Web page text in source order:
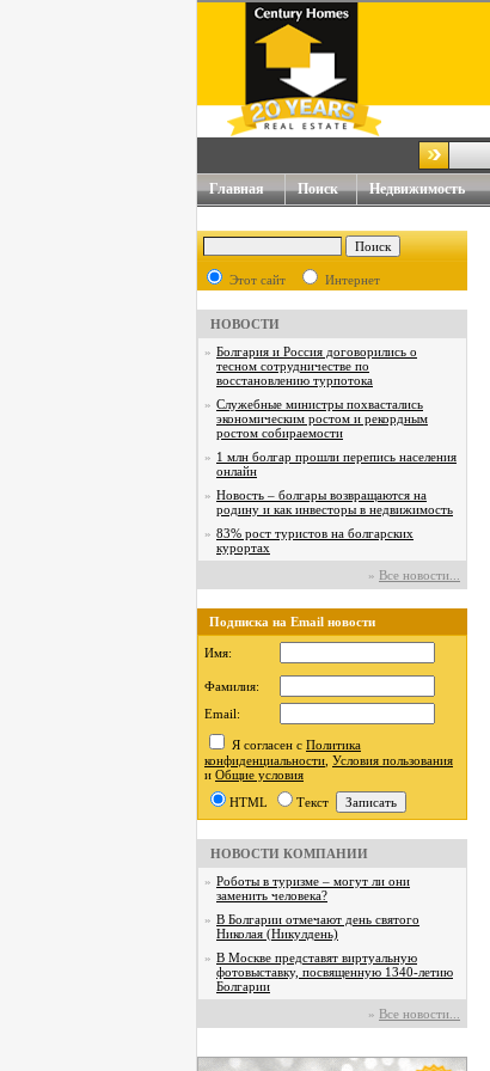
Главная Поиск Недвижимость
Этот сайт Интернет
НОВОСТИ
» Болгария и Россия договорились о
тесном сотрудничестве по
восстановлению турпотока
» Служебные министры похвастались
экономическим ростом и рекордным
ростом собираемости
» 1 млн болгар прошли перепись населения
онлайн
» Новость – болгары возвращаются на
родину и как инвесторы в недвижимость
» 83% рост туристов на болгарских
курортах
» Все новости...
Подписка на Email новости
Имя:
Фамилия:
Email:
Я согласен с Политика
конфиденциальности Условия пользования
и Общие условия
HTML
Текст
НОВОСТИ КОМПАНИИ
» Роботы в туризме – могут ли они
заменить человека?
» В Болгарии отмечают день святого
Николая (Никулдень)
» В Москве представят виртуальную
фотовыставку, посвященную 1340-летию
Болгарии
» Все новости...